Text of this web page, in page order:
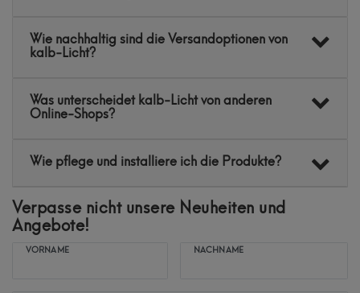
Wie nachhaltig sind die Versandoptionen von
kalb-Licht?
Was unterscheidet kalb-Licht von anderen
Online-Shops?
Wie pflege und installiere ich die Produkte?
Verpasse nicht unsere Neuheiten und
Angebote!
VORNAME NACHNAME